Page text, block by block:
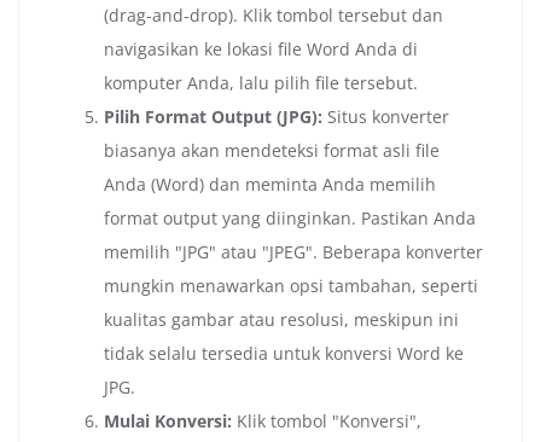
(drag-and-drop). Klik tombol tersebut dan
navigasikan ke lokasi file Word Anda di
komputer Anda, lalu pilih file tersebut.
Pilih Format Output (JPG): Situs konverter
biasanya akan mendeteksi format asli file
Anda (Word) dan meminta Anda memilih
format output yang diinginkan. Pastikan Anda
memilih "JPG" atau "JPEG". Beberapa konverter
mungkin menawarkan opsi tambahan, seperti
kualitas gambar atau resolusi, meskipun ini
tidak selalu tersedia untuk konversi Word ke
JPG.
Mulai Konversi: Klik tombol "Konversi",